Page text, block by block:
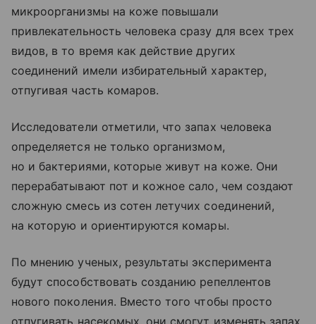
микроорганизмы на коже повышали
привлекательность человека сразу для всех трех
видов, в то время как действие других
соединений имели избирательный характер,
отпугивая часть комаров.
Исследователи отметили, что запах человека
определяется не только организмом,
но и бактериями, которые живут на коже. Они
перерабатывают пот и кожное сало, чем создают
сложную смесь из сотен летучих соединений,
на которую и ориентируются комары.
По мнению ученых, результаты эксперимента
будут способствовать созданию репеллентов
нового поколения. Вместо того чтобы просто